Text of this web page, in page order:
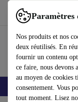
Paramètres
Nos produits et nos
deux réutilisés. En
fournir un contenu
ce faire, nous devons
au moyen de cookies
consentement. Vous
tout moment. Lisez
Utilisez refurbed
Smartphones Laptops